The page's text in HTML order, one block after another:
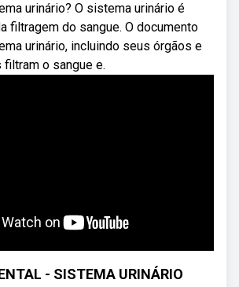
urinário? O sistema urinário é
filtragem do sangue. O documento
urinário, incluindo seus órgãos e
o sangue e.
- SISTEMA URINÁRIO